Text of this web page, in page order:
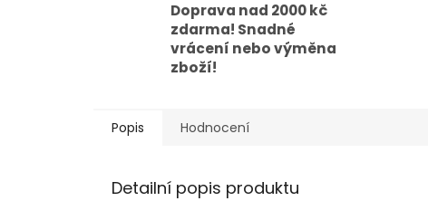
Doprava nad 2000 kč
zdarma! Snadné
vrácení nebo výměna
zboží!
Popis Hodnocení
Detailní popis produktu